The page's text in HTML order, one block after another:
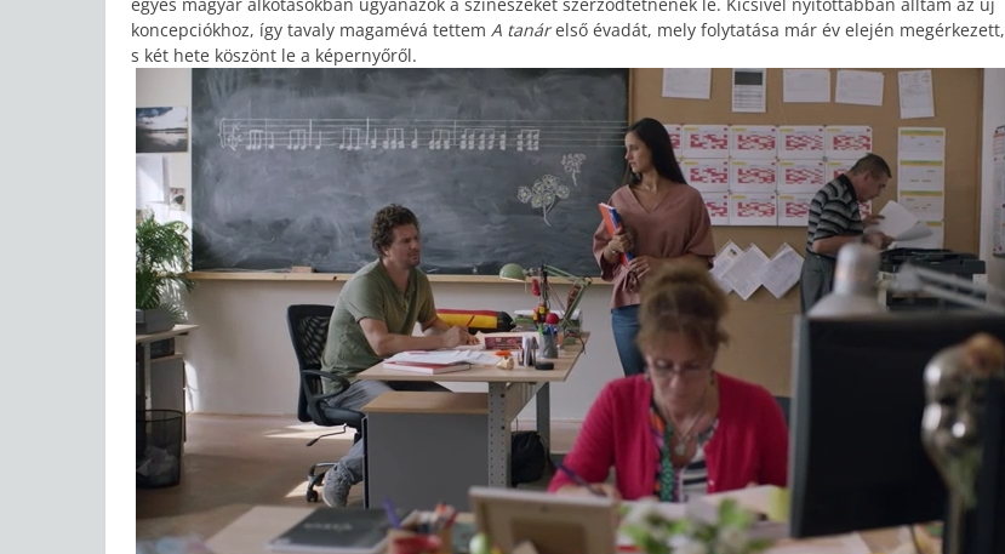
koncepciókhoz, így tavaly magamévá tettem A tanárelső évadát, mely folytatása már év elején megérkezett,
s két hete köszönt le a képernyőről.